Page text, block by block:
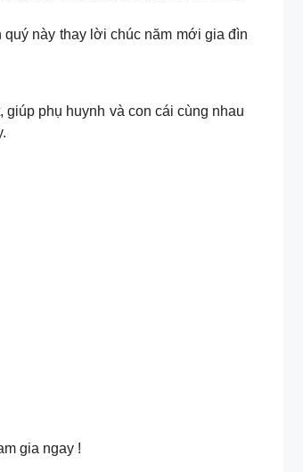
này thay lời chúc năm mới gia đìn
giúp phụ huynh và con cái cùng nhau
gia ngay !